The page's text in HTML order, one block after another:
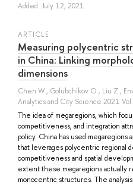
Added: July 12, 2021
ARTICLE
Measuring polycentric
in China: Linking
dimensions
Chen W., Golubchikov O., Liu Z.,
Analytics and City Science 2021
The idea of megaregions, which
competitiveness, and integration
policy. China has used megaregions
that leverages polycentric regional
competitiveness and spatial
extent these megaregions actually
monocentric structures. The analysis